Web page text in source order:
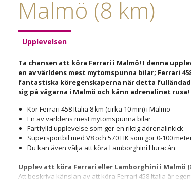
Malmö (8 km)
Upplevelsen
Ta chansen att köra Ferrari i Malmö! I denna
en av världens mest mytomspunna bilar; Ferrari
fantastiska köregenskaperna när detta
sig på vägarna i Malmö och känn adrenalinet rusa!
Kör Ferrari 458 Italia 8 km (cirka 10 min) i Malmö
En av världens mest mytomspunna bilar
Fartfylld upplevelse som ger en riktig adrenalinkick
Supersportbil med V8 och 570 HK som gör 0-100
Du kan även välja att köra Lamborghini Huracán
Upplev att köra Ferrari eller Lamborghini i Malmö
Att beskriva känslan av att köra Ferrari 458 Italia är